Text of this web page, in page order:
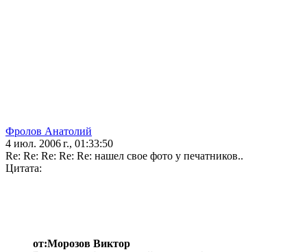
Фролов Анатолий
4 июл. 2006 г., 01:33:50
Re: Re: Re: Re: Re: нашел свое фото у печатников..
Цитата:
от:Морозов Виктор